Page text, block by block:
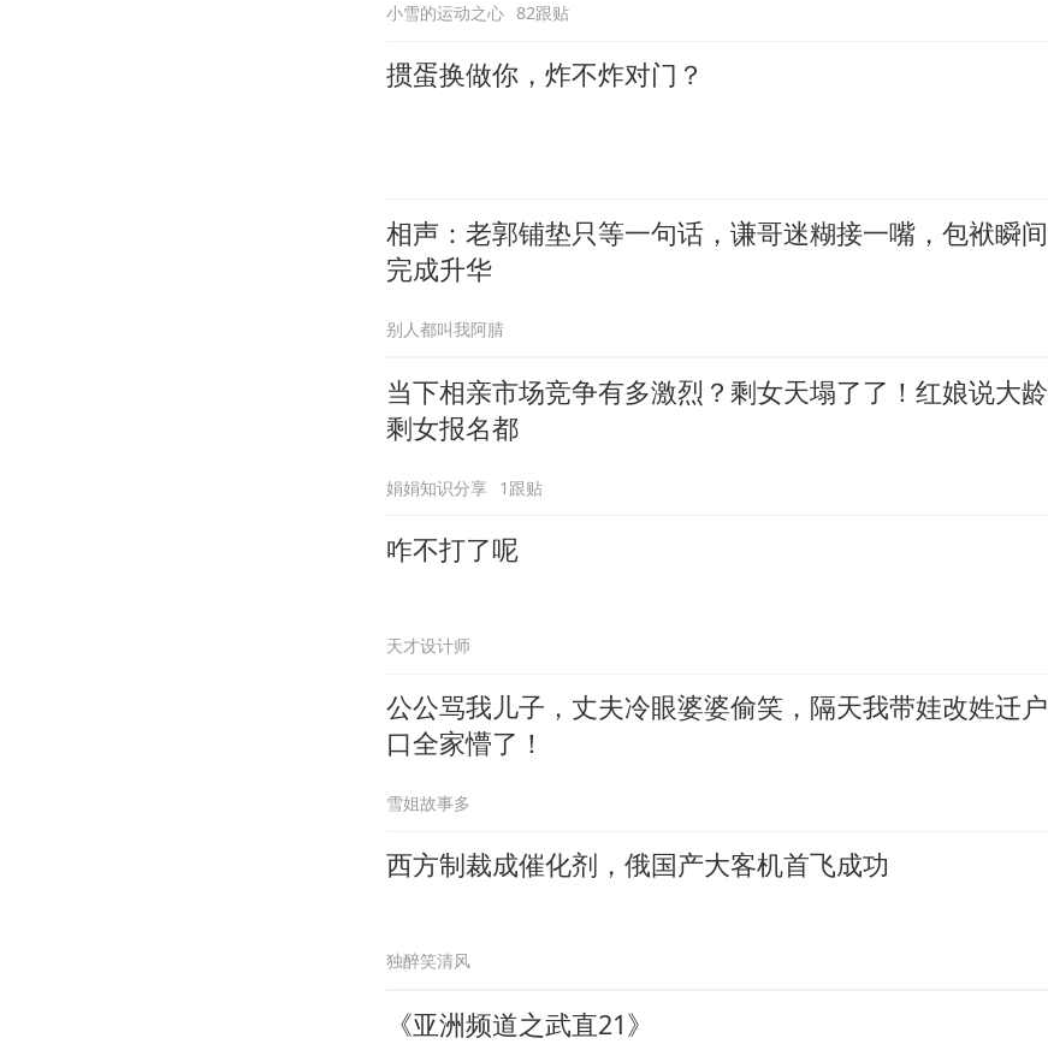
小雪的运动之心 82跟贴
掼蛋换做你，炸不炸对门？
相声：老郭铺垫只等一句话，谦哥迷糊接一嘴，包袱瞬间
完成升华
别人都叫我阿腈
当下相亲市场竞争有多激烈？剩女天塌了了！红娘说大龄
剩女报名都
娟娟知识分享 1跟贴
咋不打了呢
天才设计师
公公骂我儿子，丈夫冷眼婆婆偷笑，隔天我带娃改姓迁户
口全家懵了！
雪姐故事多
西方制裁成催化剂，俄国产大客机首飞成功
独醉笑清风
《亚洲频道之武直21》